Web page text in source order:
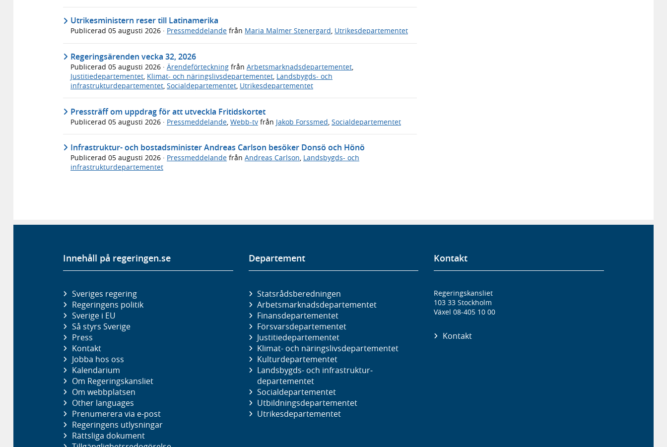
Utrikesministern reser till Latinamerika
Publicerad 05 augusti 2026 · Pressmeddelande från Maria Malmer Stenergard, Utrikesdepartementet
Regeringsärenden vecka 32, 2026
Publicerad 05 augusti 2026 · Ärendeförteckning från Arbetsmarknadsdepartementet,
Justitiedepartementet, Klimat- och näringslivsdepartementet, Landsbygds- och
infrastrukturdepartementet, Socialdepartementet, Utrikesdepartementet
Pressträff om uppdrag för att utveckla Fritidskortet
Publicerad 05 augusti 2026 · Pressmeddelande Webb-tv från Jakob Forssmed Socialdepartementet
Infrastruktur- och bostadsminister Andreas Carlson besöker Donsö och Hönö
Publicerad 05 augusti 2026 · Pressmeddelande från Andreas Carlson, Landsbygds- och
infrastrukturdepartementet
Innehåll på regeringen.se
Sveriges regering
Regeringens politik
Sverige i EU
Så styrs Sverige
Press
Kontakt
Jobba hos oss
Kalendarium
Om Regeringskansliet
Om webbplatsen
Other languages
Prenumerera via e-post
Regeringens utlysningar
Rättsliga dokument
Departement
Statsrådsberedningen
Arbetsmarknads­departementet
Finans­departementet
Försvars­departementet
Justitie­departementet
Klimat- och näringslivs­departementet
Kultur­departementet
Landsbygds- och infrastruktur­
departementet
Social­departementet
Utbildnings­departementet
Utrikes­departementet
Kontakt
Regeringskansliet
103 33 Stockholm
Växel 08-405 10 00
Kontakt